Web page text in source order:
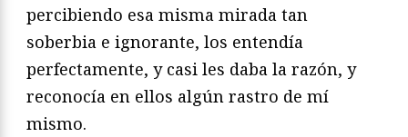
percibiendo esa misma mirada tan
soberbia e ignorante, los entendía
perfectamente, y casi les daba la razón, y
reconocía en ellos algún rastro de mí
mismo.